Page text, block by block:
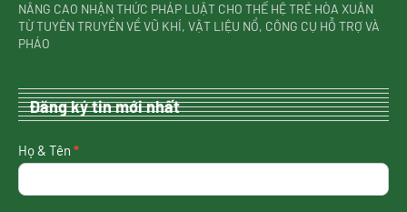
NÂNG CAO NHẬN THỨC PHÁP LUẬT CHO THẾ HỆ TRẺ HÒA XUÂN
TỪ TUYÊN TRUYỀN VỀ VŨ KHÍ, VẬT LIỆU NỔ, CÔNG CỤ HỖ TRỢ VÀ
PHÁO
Đăng ký tin mới nhất
nhận
tin
nhất
Họ & Tên *